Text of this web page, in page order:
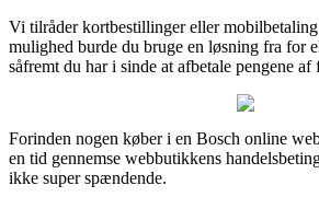
Vi tilråder kortbestillinger eller
mulighed burde du bruge en løsning fra for
såfremt du har i sinde at afbetale pengene af
Forinden nogen køber i en Bosch online
en tid gennemse webbutikkens
ikke super spændende.